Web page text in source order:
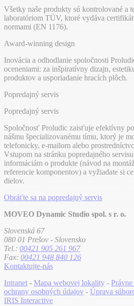
Všetky naše produkty sú kontrolované a
laboratóriom TÜV, ktoré vydáva
normami (EN 1176).
Award-winning design
Inovácia a odhodlanie spoločnosti
oceneniami: za inšpiratívny dizajn,
produktov a usporiadanie hracích plôch.
Popredajný servis
Popredajný servis
Spoločnosť Proludic zaisťuje efektívny
nášmu špecializovanému tímu, ktorý je
telefonicky, e-mailom alebo
Vstupom na stránku popredajného
informáciám o produkte (návod na
referencie komponentov) a vyžiadate si
dielov.
Obráťte sa na popredajný servis
MOVEO Dynamic Studio spol. s r. o.
Slovenská 67
080 01 Prešov - Slovensko
Tel.: 00421 905 261 967
Fax: 00421 948 840 126
Kontaktujte-nás
Intranet - Mapa webovej lokality -
ochrany osobných údajov - Úprava
IRIS Interactive